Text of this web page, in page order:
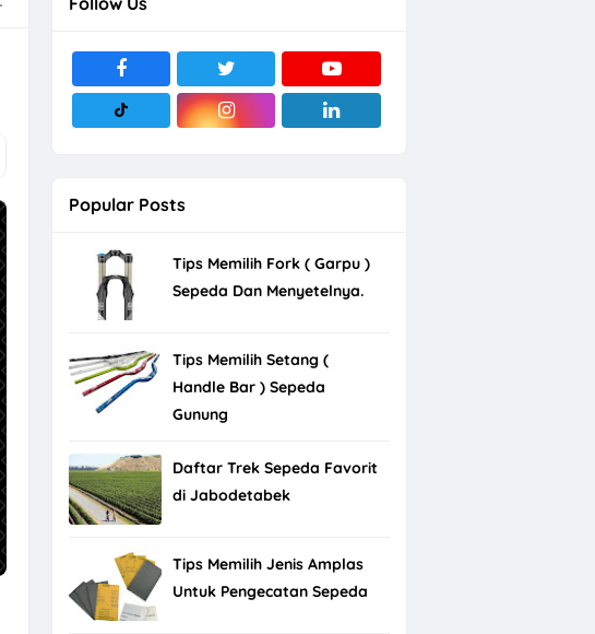
Popular Posts
Tips Memilih Fork ( Garpu )
Sepeda Dan Menyetelnya.
Tips Memilih Setang (
Handle Bar ) Sepeda
Gunung
Daftar Trek Sepeda Favorit
di Jabodetabek
Tips Memilih Jenis Amplas
Untuk Pengecatan Sepeda